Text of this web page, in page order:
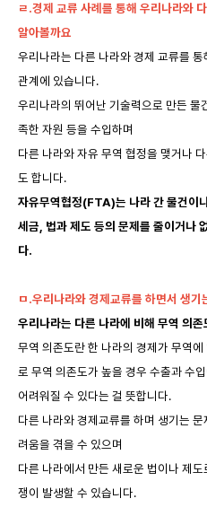
ㄹ.경제 교류 사례를 통해 우리나라와
알아볼까요
우리나라는 다른 나라와 경제 교류를
관계에 있습니다.
우리나라의 뛰어난 기술력으로 만든 물
족한 자원 등을 수입하며
다른 나라와 자유 무역 협정을 맺거나
도 합니다.
자유무역협정(FTA)는 나라 간 물건이
세금, 법과 제도 등의 문제를 줄이거나
다.
ㅁ.우리나라와 경제교류를 하면서 생
우리나라는 다른 나라에 비해 무역 의
무역 의존도란 한 나라의 경제가 무역
로 무역 의존도가 높을 경우 수출과 수
어려워질 수 있다는 걸 뜻합니다.
다른 나라와 경제교류를 하며 생기는
려움을 겪을 수 있으며
다른 나라에서 만든 새로운 법이나 제
쟁이 발생할 수 있습니다.